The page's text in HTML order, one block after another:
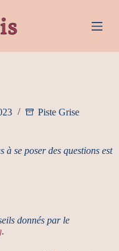
Piste Grise
à se poser des questions est
donnés par le
.